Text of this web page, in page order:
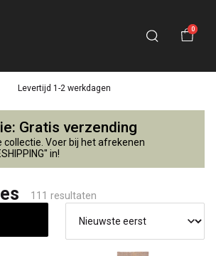
0
14 dagen retourtermijn
Gratis verzending
collectie. Voer bij het afrekenen
in!
111 resultaten